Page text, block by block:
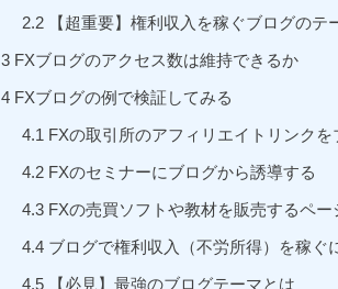
2.2 【超重要】権利収入を稼ぐブログのテ
3FXブログのアクセス数は維持できるか
4FXブログの例で検証してみる
4.1 FXの取引所のアフィリエイトリンク
4.2 FXのセミナーにブログから誘導する
4.3 FXの売買ソフトや教材を販売するペ
4.4 ブログで権利収入（不労所得）を稼ぐ
4.5 【必見】最強のブログテーマとは